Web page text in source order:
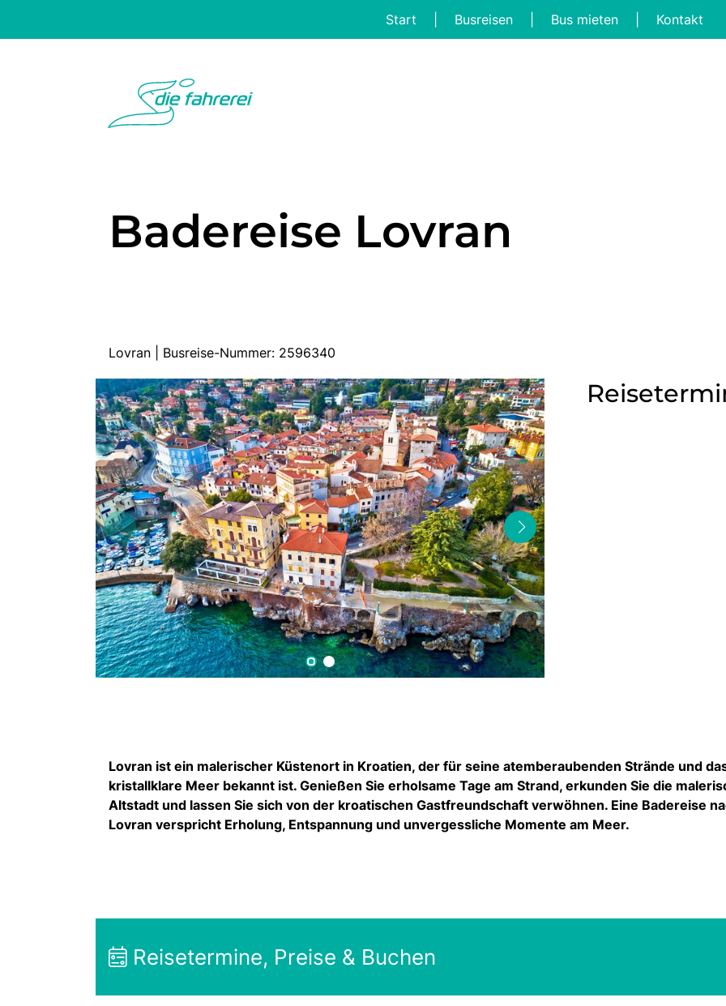
Start Busreisen Bus mieten Kontakt
Badereise Lovran
Lovran | Busreise-Nummer: 2596340
Lovran ist ein malerischer Küstenort in Kroatien, der für seine atemberaubenden Strände und
kristallklare Meer bekannt ist. Genießen Sie erholsame Tage am Strand, erkunden Sie die
Altstadt und lassen Sie sich von der kroatischen Gastfreundschaft verwöhnen. Eine Badereise
Lovran verspricht Erholung, Entspannung und unvergessliche Momente am Meer.
Reisetermine, Preise & Buchen